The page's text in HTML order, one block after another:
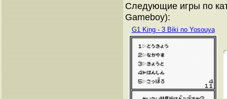
Следующие игры по
Gameboy):
G1 King - 3 Biki no Yosouya